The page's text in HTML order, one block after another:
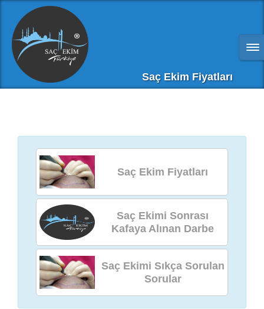
Saç Ekim Fiyatları
Saç Ekim Fiyatları
Saç Ekimi Sonrası
Kafaya Alınan Darbe
Saç Ekimi Sıkça Sorulan
Sorular